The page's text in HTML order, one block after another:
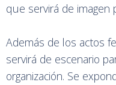
que servirá de imagen
Además de los actos
servirá de escenario
organización. Se